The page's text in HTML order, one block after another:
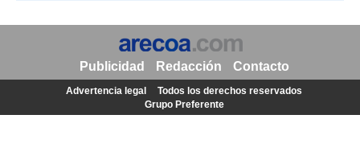
Publicidad Redacción Contacto
Advertencia legal
Todos los derechos reservados
Grupo Preferente